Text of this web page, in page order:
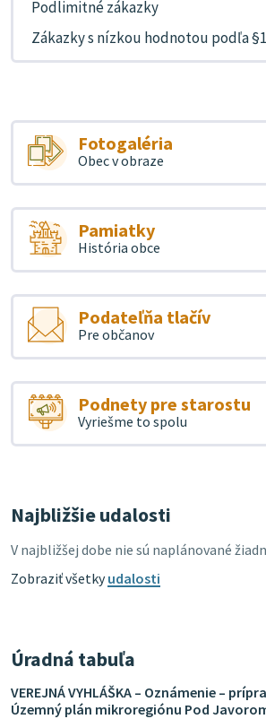
Podlimitné zákazky
Zákazky s nízkou hodnotou podľa
Fotogaléria
Obec v obraze
Pamiatky
História obce
Podateľňa tlačív
Pre občanov
Podnety pre starostu
Vyriešme to spolu
Najbližšie udalosti
V najbližšej dobe nie sú naplánované
Zobraziť všetkyudalosti
Úradná tabuľa
VEREJNÁ VYHLÁŠKA – Oznámenie –
Územný plán mikroregiónu Pod